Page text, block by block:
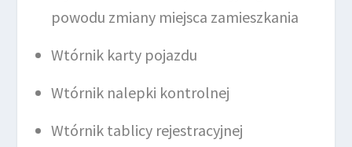
powodu zmiany miejsca zamieszkania
Wtórnik karty pojazdu
Wtórnik nalepki kontrolnej
Wtórnik tablicy rejestracyjnej